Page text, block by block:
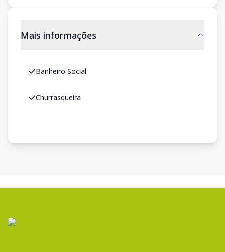
Mais informações
Banheiro Social
Churrasqueira